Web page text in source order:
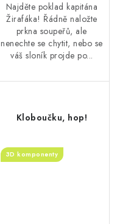
Najděte poklad kapitána
Žirafáka! Řádně naložte
prkna soupeřů, ale
nenechte se chytit, nebo se
váš sloník projde po...
Kloboučku, hop!
3D komponenty